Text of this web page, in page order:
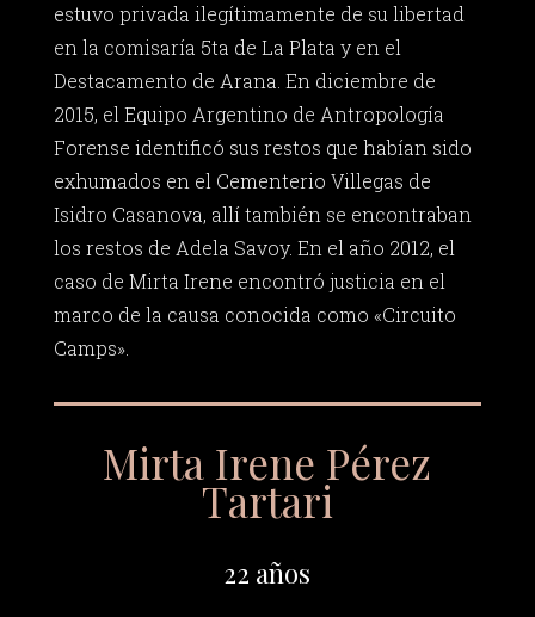
estuvo privada ilegítimamente de su libertad
en la comisaría 5ta de La Plata y en el
Destacamento de Arana. En diciembre de
2015, el Equipo Argentino de Antropología
Forense identificó sus restos que habían sido
exhumados en el Cementerio Villegas de
Isidro Casanova, allí también se encontraban
los restos de Adela Savoy. En el año 2012, el
caso de Mirta Irene encontró justicia en el
marco de la causa conocida como «Circuito
Camps».
Mirta Irene Pérez
Tartari
22 años